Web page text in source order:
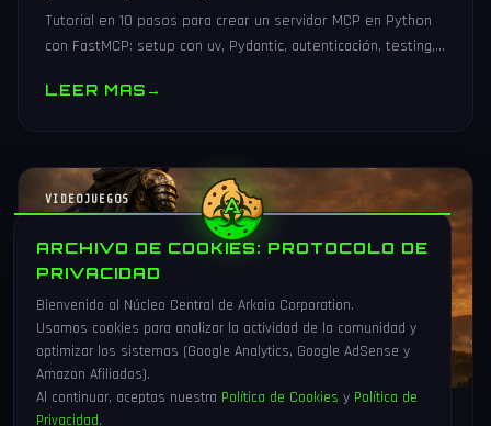
Tutorial en 10 pasos para crear un servidor MCP en Python
con FastMCP: setup con uv, Pydantic, autenticación, testing,
LEER MAS→
VIDEOJUEGOS
ARCHIVO DE COOKIES: PROTOCOLO DE
PRIVACIDAD
Bienvenido al Núcleo Central de Arkaia Corporation.
Usamos cookies para analizar la actividad de la comunidad y
optimizar los sistemas (Google Analytics, Google AdSense y
Amazon Afiliados).
Al continuar, aceptas nuestra Política de Cookies y Política de
Privacidad.